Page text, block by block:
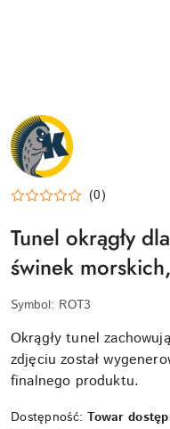
NAZWA
PRODUCENTA:
KRAINA
TUPTUSIA
(0)
Tunel okrągły
świnek
Symbol: ROT3
Okrągły tunel
zdjęciu został
finalnego produktu.
Dostępność:Towar